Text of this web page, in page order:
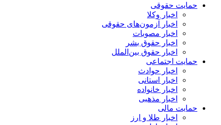
حمایت حقوقی
اخبار وکلا
اخبار آزمون‌های حقوقی
اخبار مصوبات
اخبار حقوق بشر
اخبار حقوق بین‌الملل
حمایت اجتماعی
اخبار حوادث
اخبار استانی
اخبار خانواده
اخبار مذهبی
حمایت مالی
اخبار طلا و ارز